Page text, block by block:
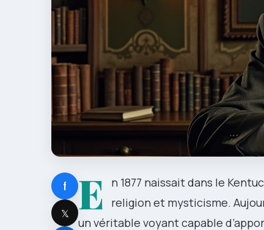
f
𝕏
E
n 1877 naissait dans le
religion et mysticisme.
un véritable voyant capable